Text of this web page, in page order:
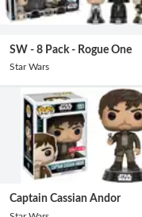
SW - 8 Pack - Rogue One
Star Wars
Captain Cassian Andor